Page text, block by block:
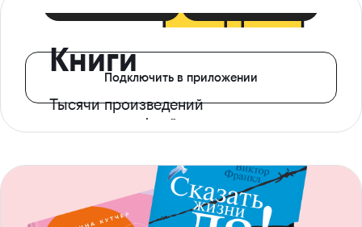
Книги
Тысячи произведений
с доступом офлайн
Подключить в приложении